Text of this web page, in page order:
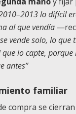
lo difícil
al que vendía
vende solo, lo que
lo capte, porque
antes”
familiar
compra se